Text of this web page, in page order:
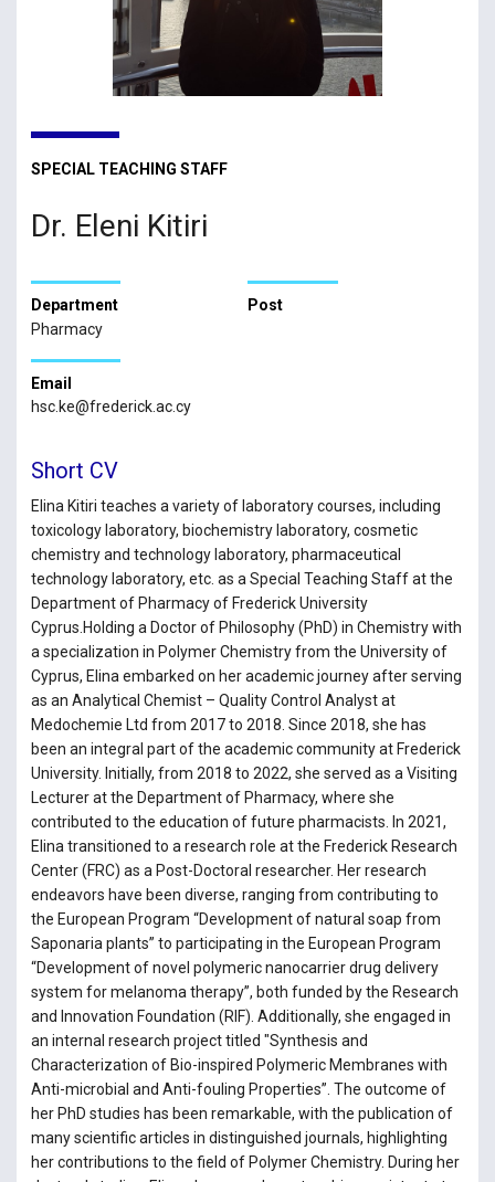
SPECIAL TEACHING STAFF
Dr. Eleni Kitiri
Department
Pharmacy
Post
Email
hsc.ke@frederick.ac.cy
Short CV
Elina Kitiri teaches a variety of laboratory courses, including
toxicology laboratory, biochemistry laboratory, cosmetic
chemistry and technology laboratory, pharmaceutical
technology laboratory, etc. as a Special Teaching Staff at the
Department of Pharmacy of Frederick University
Cyprus.Holding a Doctor of Philosophy (PhD) in Chemistry with
a specialization in Polymer Chemistry from the University of
Cyprus, Elina embarked on her academic journey after serving
as an Analytical Chemist – Quality Control Analyst at
Medochemie Ltd from 2017 to 2018. Since 2018, she has
been an integral part of the academic community at Frederick
University. Initially, from 2018 to 2022, she served as a Visiting
Lecturer at the Department of Pharmacy, where she
contributed to the education of future pharmacists. In 2021,
Elina transitioned to a research role at the Frederick Research
Center (FRC) as a Post-Doctoral researcher. Her research
endeavors have been diverse, ranging from contributing to
the European Program “Development of natural soap from
Saponaria plants” to participating in the European Program
“Development of novel polymeric nanocarrier drug delivery
system for melanoma therapy”, both funded by the Research
and Innovation Foundation (RIF). Additionally, she engaged in
an internal research project titled "Synthesis and
Characterization of Bio-inspired Polymeric Membranes with
Anti-microbial and Anti-fouling Properties”. The outcome of
her PhD studies has been remarkable, with the publication of
many scientific articles in distinguished journals, highlighting
her contributions to the field of Polymer Chemistry. During her